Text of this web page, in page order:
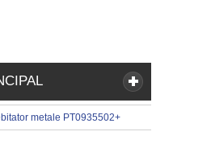
metale PT0935502+